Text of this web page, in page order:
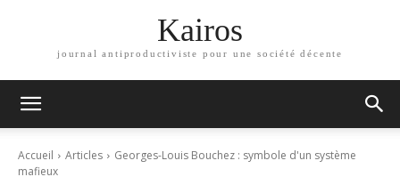
Kairos
journal antiproductiviste pour une société décente
Accueil Articles
Georges-Louis Bouchez : symbole d'un système
mafieux